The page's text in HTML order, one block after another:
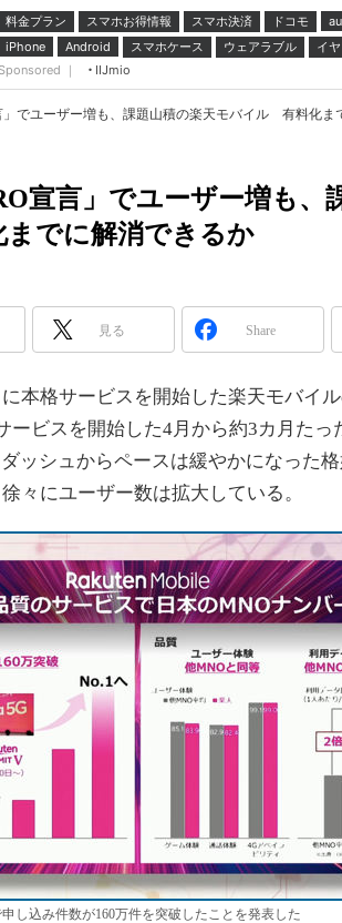
料金プラン スマホお得情報 スマホ決済 ドコモ au
iPhone
Android スマホケース ウェアラブル イ
Sponsored ｜
IIJmio
」でユーザー増も、課題山積の楽天モバイル 有料化ま
宣言」でユーザー増も、
でに解消できるか
見る Share
本格サービスを開始した楽天モバイ
ービスを開始した4月から約3カ月たっ
ッシュからペースは緩やかになった
々にユーザー数は拡大している。
し込み件数が160万件を突破したことを発表した